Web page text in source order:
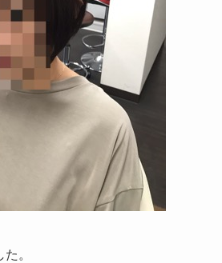
。